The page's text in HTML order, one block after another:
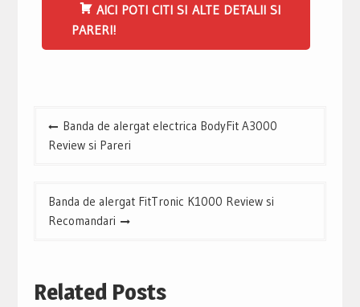
AICI POTI CITI SI ALTE DETALII SI
PARERI!
NavigareBanda de alergat electrica BodyFit A3000
Review si Pareri
Banda de alergat FitTronic K1000 Review si
Recomandari
Related Posts